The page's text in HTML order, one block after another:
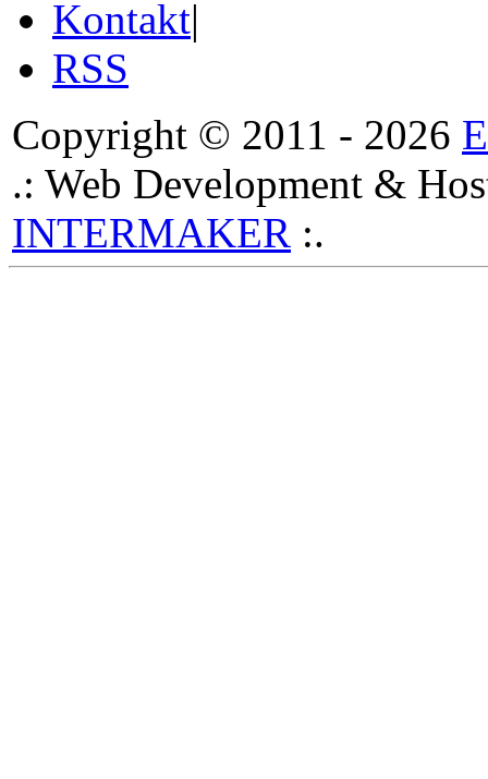
Kontakt|
RSS
Copyright © 2011 - 2026
.: Web Development &
INTERMAKER :.